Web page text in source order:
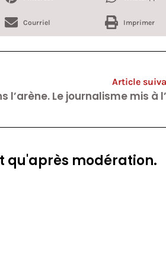
Courriel Imprimer
Article
qu'après modération.